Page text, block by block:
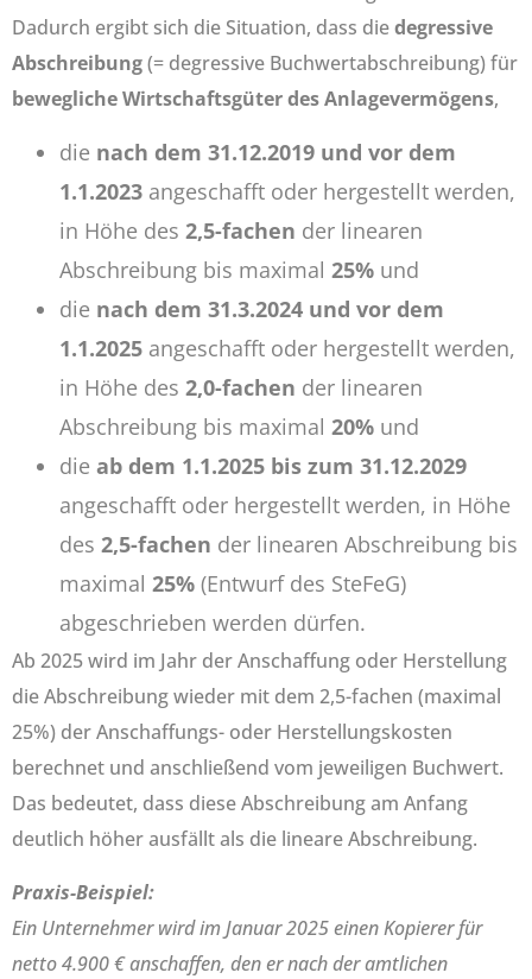
Dadurch ergibt sich die Situation, dass diedegressive
Abschreibung(= degressive Buchwertabschreibung) für
bewegliche Wirtschaftsgüter des Anlagevermögens,
die nach dem 31.12.2019 und vor dem
1.1.2023 angeschafft oder hergestellt werden,
in Höhe des 2,5-fachen der linearen
Abschreibung bis maximal 25% und
die nach dem 31.3.2024 und vor dem
1.1.2025 angeschafft oder hergestellt werden,
in Höhe des 2,0-fachen der linearen
Abschreibung bis maximal 20% und
die ab dem 1.1.2025 bis zum 31.12.2029
angeschafft oder hergestellt werden, in Höhe
des 2,5-fachen der linearen Abschreibung bis
maximal 25% (Entwurf des SteFeG)
abgeschrieben werden dürfen.
Ab 2025 wird im Jahr der Anschaffung oder Herstellung
die Abschreibung wieder mit dem 2,5-fachen (maximal
25%) der Anschaffungs- oder Herstellungskosten
berechnet und anschließend vom jeweiligen Buchwert.
Das bedeutet, dass diese Abschreibung am Anfang
deutlich höher ausfällt als die lineare Abschreibung.
Praxis-Beispiel:
Ein Unternehmer wird im Januar 2025 einen Kopierer für
netto 4.900 € anschaffen, den er nach der amtlichen